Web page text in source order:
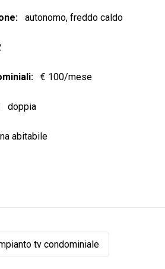
autonomo, freddo caldo
€ 100/mese
doppia
abitabile
tv condominiale